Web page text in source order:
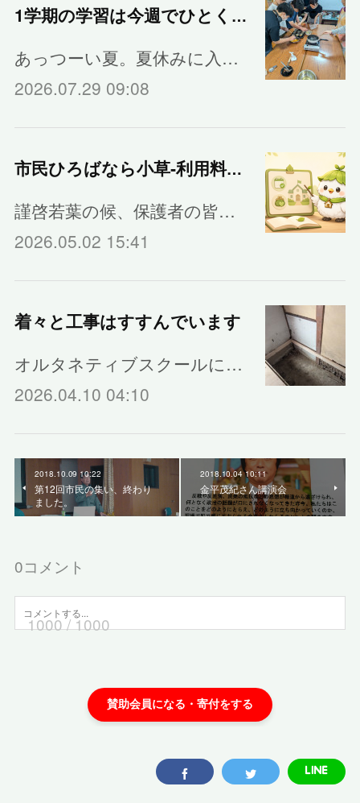
1学期の学習は今週でひとくぎり
あっつーい夏。夏休みに入…
2026.07.29 09:08
市民ひろばなら小草‐利用料金のご案内
謹啓若葉の候、保護者の皆…
2026.05.02 15:41
着々と工事はすすんでいます
オルタネティブスクールに…
2026.04.10 04:10
2018.10.09 10:22
第12回市民の集い、終わり
ました。
2018.10.04 10:11
金平茂紀さん講演会
0コメント
1000/ 1000